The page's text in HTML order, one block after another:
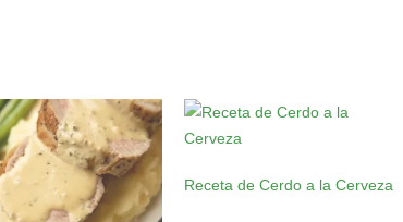
Receta de Cerdo a la Cerveza